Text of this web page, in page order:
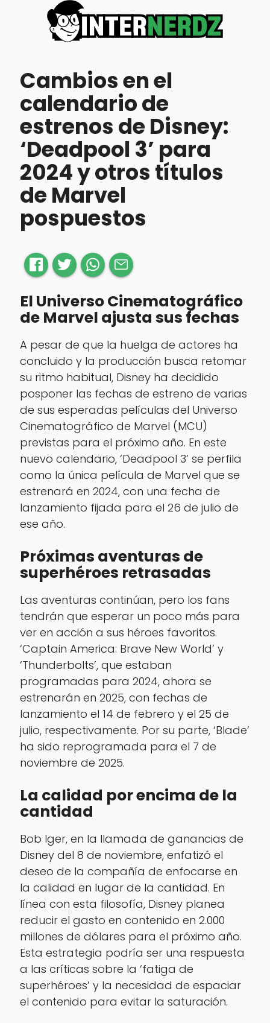
Cambios en el
calendario de
estrenos de Disney:
‘Deadpool 3’ para
2024 y otros títulos
de Marvel
pospuestos
El Universo Cinematográfico
de Marvel ajusta sus fechas
A pesar de que la huelga de actores ha
concluido y la producción busca retomar
su ritmo habitual, Disney ha decidido
posponer las fechas de estreno de varias
de sus esperadas películas del Universo
Cinematográfico de Marvel (MCU)
previstas para el próximo año. En este
nuevo calendario, ‘Deadpool 3’ se perfila
como la única película de Marvel que se
estrenará en 2024, con una fecha de
lanzamiento fijada para el 26 de julio de
ese año.
Próximas aventuras de
superhéroes retrasadas
Las aventuras continúan, pero los fans
tendrán que esperar un poco más para
ver en acción a sus héroes favoritos.
‘Captain America: Brave New World’ y
‘Thunderbolts’, que estaban
programadas para 2024, ahora se
estrenarán en 2025, con fechas de
lanzamiento el 14 de febrero y el 25 de
julio, respectivamente. Por su parte, ‘Blade’
ha sido reprogramada para el 7 de
noviembre de 2025.
La calidad por encima de la
cantidad
Bob Iger, en la llamada de ganancias de
Disney del 8 de noviembre, enfatizó el
deseo de la compañía de enfocarse en
la calidad en lugar de la cantidad. En
línea con esta filosofía, Disney planea
reducir el gasto en contenido en 2.000
millones de dólares para el próximo año.
Esta estrategia podría ser una respuesta
a las críticas sobre la ‘fatiga de
superhéroes’ y la necesidad de espaciar
el contenido para evitar la saturación.